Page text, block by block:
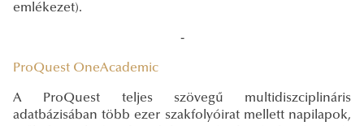
emlékezet).
-
ProQuest OneAcademic
A ProQuest teljes szövegű multidiszciplináris
adatbázisában több ezer szakfolyóirat mellett napilapok,